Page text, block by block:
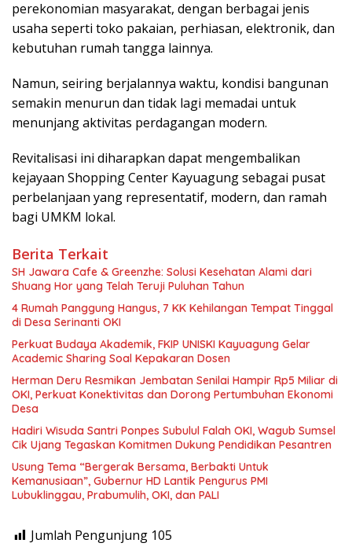
perekonomian masyarakat, dengan berbagai jenis
usaha seperti toko pakaian, perhiasan, elektronik, dan
kebutuhan rumah tangga lainnya.
Namun, seiring berjalannya waktu, kondisi bangunan
semakin menurun dan tidak lagi memadai untuk
menunjang aktivitas perdagangan modern.
Revitalisasi ini diharapkan dapat mengembalikan
kejayaan Shopping Center Kayuagung sebagai pusat
perbelanjaan yang representatif, modern, dan ramah
bagi UMKM lokal.
Berita Terkait
SH Jawara Cafe & Greenzhe: Solusi Kesehatan Alami dari
Shuang Hor yang Telah Teruji Puluhan Tahun
4 Rumah Panggung Hangus, 7 KK Kehilangan Tempat Tinggal
di Desa Serinanti OKI
Perkuat Budaya Akademik, FKIP UNISKI Kayuagung Gelar
Academic Sharing Soal Kepakaran Dosen
Herman Deru Resmikan Jembatan Senilai Hampir Rp5 Miliar di
OKI, Perkuat Konektivitas dan Dorong Pertumbuhan Ekonomi
Desa
Hadiri Wisuda Santri Ponpes Subulul Falah OKI, Wagub Sumsel
Cik Ujang Tegaskan Komitmen Dukung Pendidikan Pesantren
Usung Tema “Bergerak Bersama, Berbakti Untuk
Kemanusiaan”, Gubernur HD Lantik Pengurus PMI
Lubuklinggau, Prabumulih, OKI, dan PALI
Jumlah Pengunjung 105